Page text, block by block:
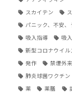
スカイテン
パニック、不安、
吸入指導 吸
新型コロナウイ
発作 禁煙外
肺炎球菌ワクチン
薬 薬膳